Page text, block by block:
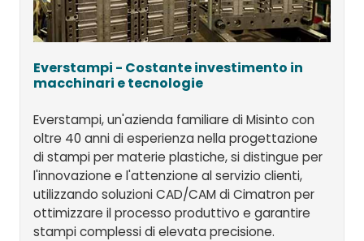
Everstampi - Costante investimento in
macchinari e tecnologie
Everstampi, un'azienda familiare di Misinto con
oltre 40 anni di esperienza nella progettazione
di stampi per materie plastiche, si distingue per
l'innovazione e l'attenzione al servizio clienti,
utilizzando soluzioni CAD/CAM di Cimatron per
ottimizzare il processo produttivo e garantire
stampi complessi di elevata precisione.